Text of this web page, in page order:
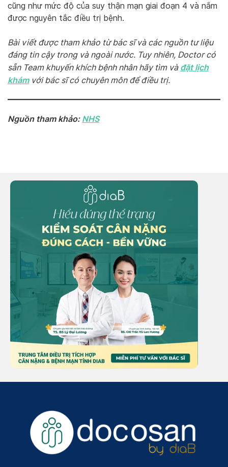
cũng như mức độ của suy thận mạn giai đoạn 4 và nắm
được nguyên tắc điều trị bệnh.
Bài viết được tham khảo từ bác sĩ và các nguồn tư liệu
đáng tin cậy trong và ngoài nước. Tuy nhiên, Doctor có
sẵn Team khuyến khích bệnh nhân hãy tìm và đặt lịch
khámvới bác sĩ có chuyên môn để điều trị.
Nguồn tham khảo: NHS